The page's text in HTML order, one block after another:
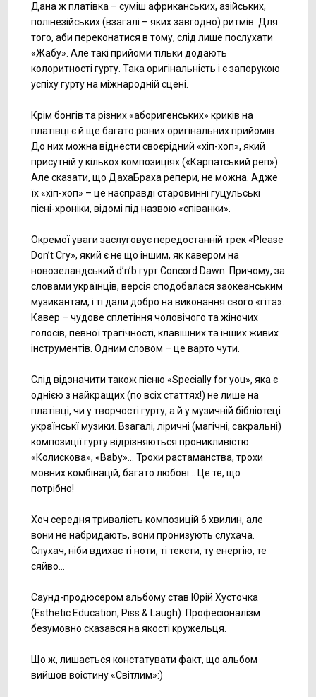
Дана ж платівка – суміш африканських, азійських,
полінезійських (взагалі – яких завгодно) ритмів. Для
того, аби переконатися в тому, слід лише послухати
«Жабу». Але такі прийоми тільки додають
колоритності гурту. Така оригінальність і є запорукою
успіху гурту на міжнародній сцені.
Крім бонгів та різних «аборигенських» криків на
платівці є й ще багато різних оригінальних прийомів.
До них можна віднести своєрідний «хіп-хоп», який
присутній у кількох композиціях («Карпатський реп»).
Але сказати, що ДахаБраха репери, не можна. Адже
їх «хіп-хоп» – це насправді старовинні гуцульські
пісні-хроніки, відомі під назвою «співанки».
Окремої уваги заслуговує передостанній трек «Please
Don’t Cry», який є не що іншим, як кавером на
новозеландський d’n’b гурт Concord Dawn. Причому, за
словами українців, версія сподобалася заокеанським
музикантам, і ті дали добро на виконання свого «гіта».
Кавер – чудове сплетіння чоловічого та жіночих
голосів, певної трагічності, клавішних та інших живих
інструментів. Одним словом – це варто чути.
Слід відзначити також пісню «Specially for you», яка є
однією з найкращих (по всіх статтях!) не лише на
платівці, чи у творчості гурту, а й у музичній бібліотеці
українськї музики. Взагалі, ліричні (магічні, сакральні)
композиції гурту відрізняються проникливістю.
«Колискова», «Baby»… Трохи растаманства, трохи
мовних комбінацій, багато любові… Це те, що
потрібно!
Хоч середня тривалість композицій 6 хвилин, але
вони не набридають, вони пронизують слухача.
Слухач, ніби вдихає ті ноти, ті тексти, ту енергію, те
сяйво…
Саунд-продюсером альбому став Юрій Хусточка
(Esthetic Education, Piss & Laugh). Професіоналізм
безумовно сказався на якості кружельця.
Що ж, лишається констатувати факт, що альбом
вийшов воістину «Світлим»:)